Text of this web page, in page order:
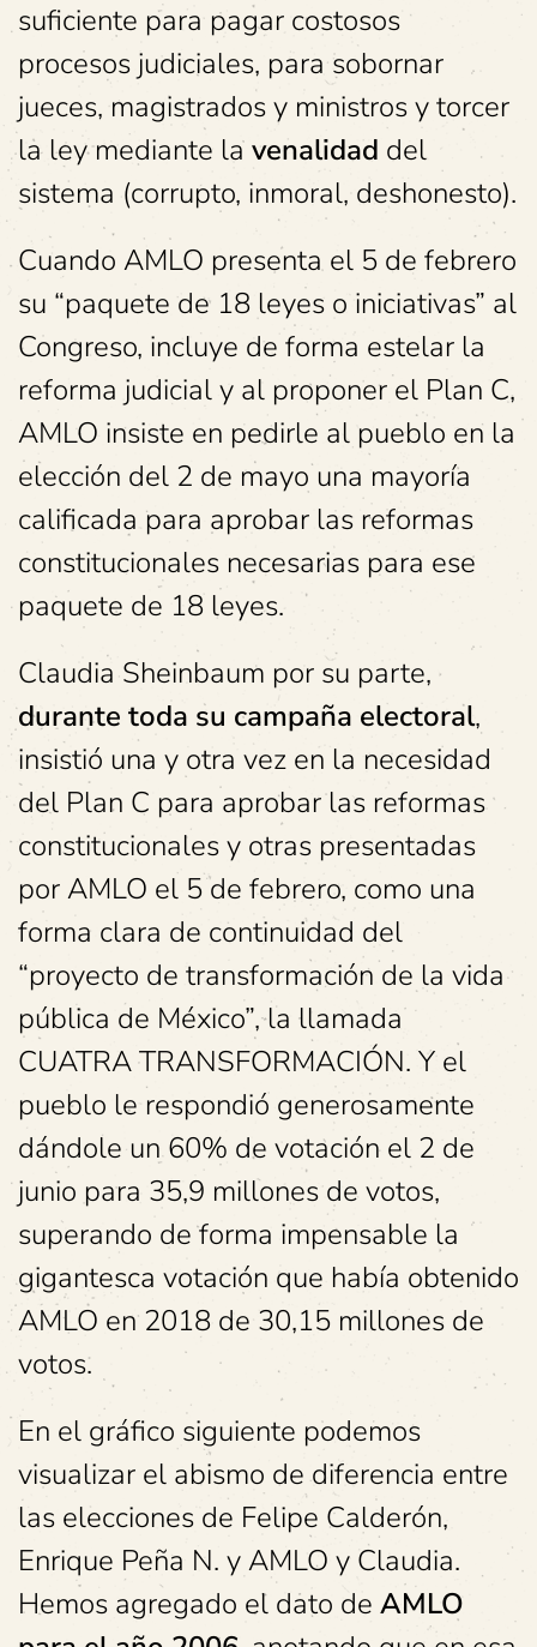
suficiente para pagar costosos
procesos judiciales, para sobornar
jueces, magistrados y ministros y torcer
la ley mediante lavenalidad del
sistema (corrupto, inmoral, deshonesto).
Cuando AMLO presenta el 5 de febrero
su “paquete de 18 leyes o iniciativas” al
Congreso, incluye de forma estelar la
reforma judicial y al proponer el Plan C,
AMLO insiste en pedirle al pueblo en la
elección del 2 de mayo una mayoría
calificada para aprobar las reformas
constitucionales necesarias para ese
paquete de 18 leyes.
Claudia Sheinbaum por su parte,
durante toda su campaña electoral,
insistió una y otra vez en la necesidad
del Plan C para aprobar las reformas
constitucionales y otras presentadas
por AMLO el 5 de febrero, como una
forma clara de continuidad del
“proyecto de transformación de la vida
pública de México”, la llamada
CUATRA TRANSFORMACIÓN. Y el
pueblo le respondió generosamente
dándole un 60% de votación el 2 de
junio para 35,9 millones de votos,
superando de forma impensable la
gigantesca votación que había obtenido
AMLO en 2018 de 30,15 millones de
votos.
En el gráfico siguiente podemos
visualizar el abismo de diferencia entre
las elecciones de Felipe Calderón,
Enrique Peña N. y AMLO y Claudia.
Hemos agregado el dato de AMLO